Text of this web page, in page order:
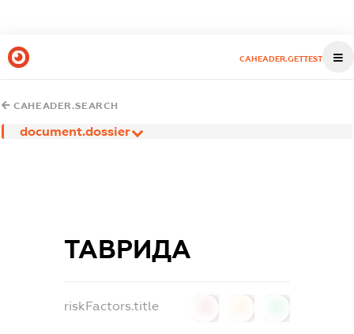
CAHEADER.GETTEST
CAHEADER.SEARCH
document.dossier
ТАВРИДА
riskFactors.title